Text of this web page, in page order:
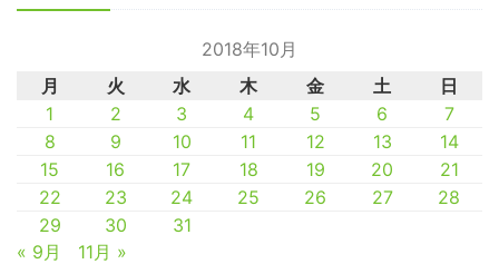
2018年10月
月
火 水 木 金 土
日
1
2 3 4 5 6
7
8
9 10 11 12 13
14
15
16 17 18 19 20
21
22
23 24 25 26 27
28
29
30
31
« 9月
11月 »